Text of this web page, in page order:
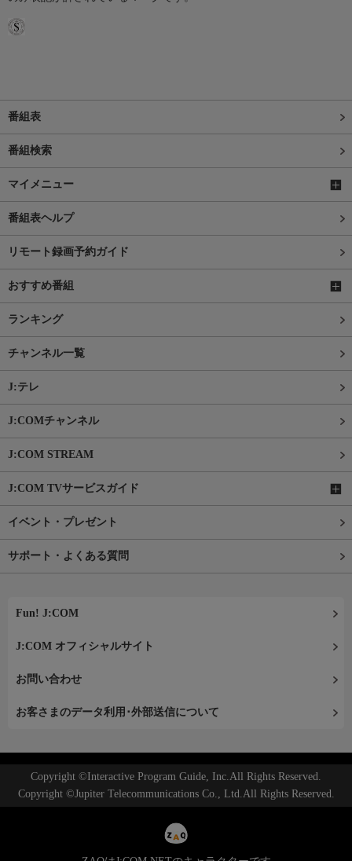
番組表
番組検索
マイメニュー
番組表ヘルプ
リモート録画予約ガイド
おすすめ番組
ランキング
チャンネル一覧
J:テレ
J:COMチャンネル
J:COM STREAM
J:COM TVサービスガイド
イベント・プレゼント
サポート・よくある質問
Fun! J:COM
J:COM オフィシャルサイト
お問い合わせ
お客さまのデータ利用･外部送信について
Copyright ©Interactive Program Guide, Inc.All Rights Reserved.
Copyright ©Jupiter Telecommunications Co., Ltd.All Rights Reserved.